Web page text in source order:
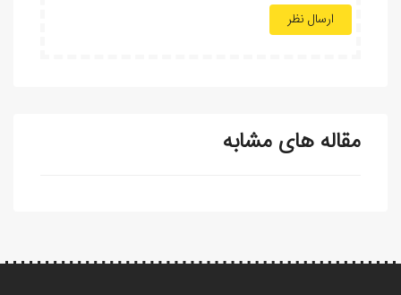
ارسال نظر
مقاله های مشابه